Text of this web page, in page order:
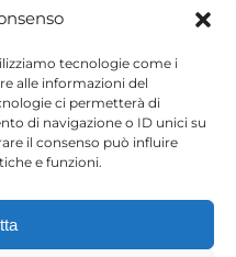
tecnologie come i
alle informazioni del
ci permetterà di
di navigazione o ID unici su
il consenso può influire
e funzioni.